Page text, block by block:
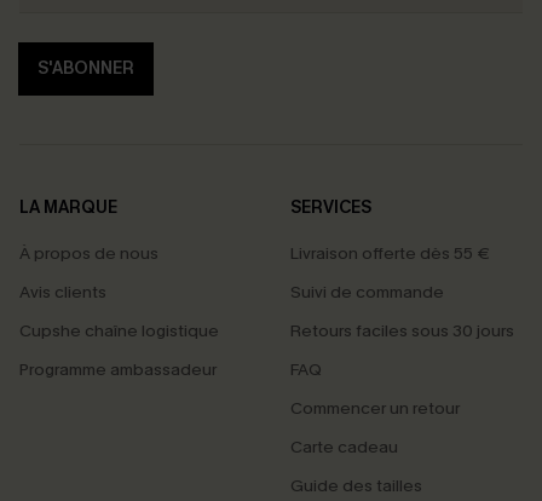
S'ABONNER
LA MARQUE
À propos de nous
Avis clients
Cupshe chaîne logistique
Programme ambassadeur
SERVICES
Livraison offerte dès 55 €
Suivi de commande
Retours faciles sous 30 jours
FAQ
Commencer un retour
Carte cadeau
Guide des tailles